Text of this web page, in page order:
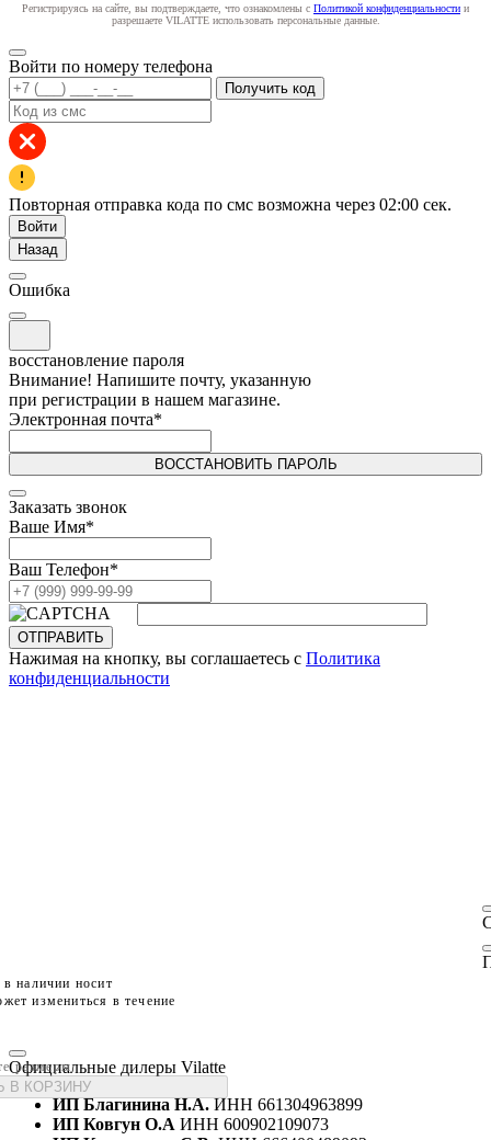
Регистрируясь на сайте, вы подтверждаете, что ознакомлены с Политикой конфиденциальности и
разрешаете VILATTE использовать персональные данные.
Войти по номеру телефона
Получить код
Повторная отправка кода по смс возможна через 02:00 сек.
Войти
Назад
Ошибка
восстановление пароля
Внимание! Напишите почту, указанную
при регистрации в нашем магазине.
Электронная почта*
ВОССТАНОВИТЬ ПАРОЛЬ
Заказать звонок
Ваше Имя*
Ваш Телефон*
ОТПРАВИТЬ
Нажимая на кнопку, вы соглашаетесь с Политика
конфиденциальности
наличии носит
измениться в течение
размеры
В КОРЗИНУ
Официальные дилеры Vilatte
ИП Благинина Н.А.ИНН 661304963899
ИП Ковгун О.А ИНН 600902109073